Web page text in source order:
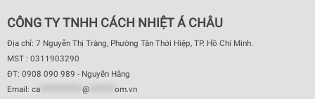
CÔNG TY TNHH CÁCH NHIỆT Á CHÂU
Địa chỉ: 7 Nguyễn Thị Tràng, Phường Tân Thới Hiệp, TP. Hồ Chí Minh.
MST : 0311903290
ĐT: 0908 090 989 - Nguyễn Hằng
Email: ca @
om.vn